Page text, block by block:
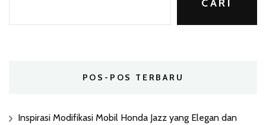
CARI
POS-POS TERBARU
Inspirasi Modifikasi Mobil Honda Jazz yang Elegan dan